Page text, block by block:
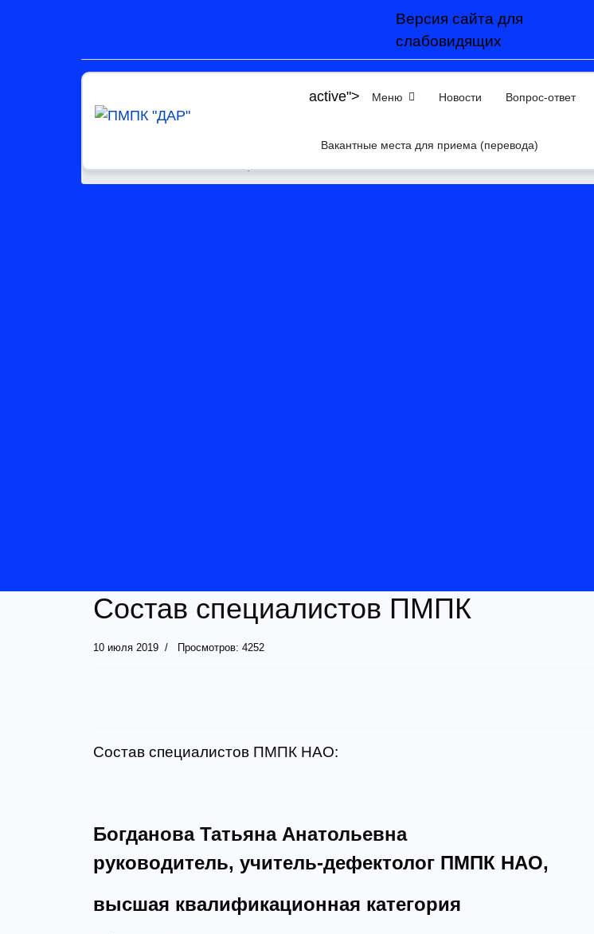
Версия сайта для
слабовидящих
active"> Меню Новости Вопрос-ответ
Вакантные места для приема (перевода)
Состав специалистов ПМПК
10 июля 2019 Просмотров: 4252
Состав специалистов ПМПК НАО:
Богданова Татьяна Анатольевна
руководитель, учитель-дефектолог ПМПК НАО,
высшая квалификационная категория